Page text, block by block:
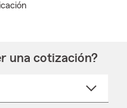
una cotización?